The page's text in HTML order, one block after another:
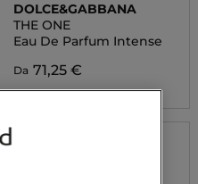
DOLCE&GABBANA
THE ONE
Eau De Parfum Intense
Da 71,25 €